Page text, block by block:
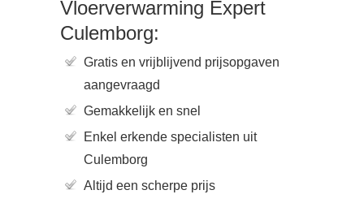
Vloerverwarming Expert
Culemborg:
Gratis en vrijblijvend prijsopgaven
aangevraagd
Gemakkelijk en snel
Enkel erkende specialisten uit
Culemborg
Altijd een scherpe prijs